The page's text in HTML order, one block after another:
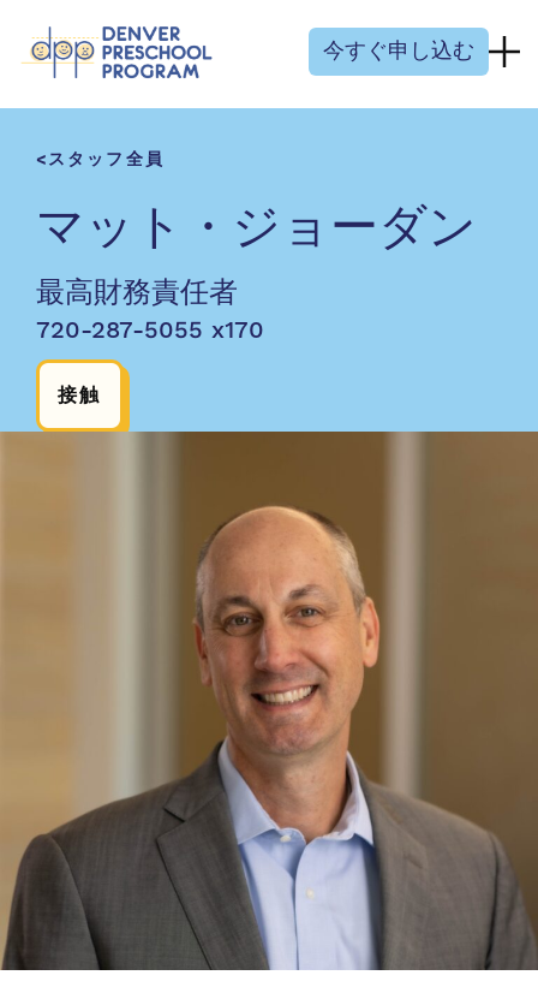
今すぐ申し込む
スタッフ全員
マット・ジョーダン
最高財務責任者
720-287-5055 x170
接触